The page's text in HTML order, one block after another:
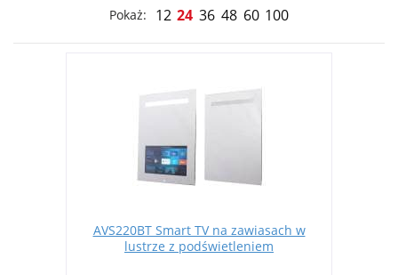
Pokaż: 12 24 36 48 60 100
AVS220BT Smart TV na zawiasach w
lustrze z podświetleniem